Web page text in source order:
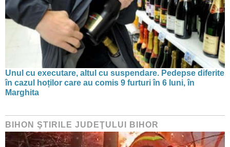
Unul cu executare, altul cu suspendare. Pedepse diferite
în cazul hoților care au comis 9 furturi în 6 luni, în
Marghita
BIHON ŞTIRILE JUDEŢULUI BIHOR